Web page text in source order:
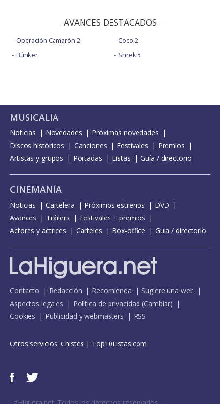
AVANCES DESTACADOS
Operación Camarón 2
Búnker
Coco 2
Shrek 5
MUSICALIA
Noticias Novedades
Próximas novedades
Discos históricos
Canciones Festivales
Premios
Artistas y grupos
Portadas Listas Guía / directorio
CINEMANÍA
Noticias Cartelera Próximos estrenos
DVD
Avances
Tráilers
Festivales + premios
Actores y actrices
Carteles Box-office Guía / directorio
Contacto Redacción Recomienda
Sugiere una web
Aspectos legales
Política de privacidad (Cambiar)
Cookies
Publicidad y webmasters RSS
Otros servicios: Chistes | Top10Listas.com
LaHiguera.net. Todos los derechos reservados